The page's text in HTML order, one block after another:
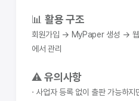
📊 활용 구조
회원가입 → MyPaper 생성 →
에서 관리
⚠️ 유의사항
· 사업자 등록 없이 출판 가능하